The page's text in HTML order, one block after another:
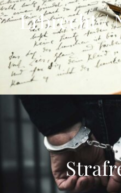
Erbrecht /